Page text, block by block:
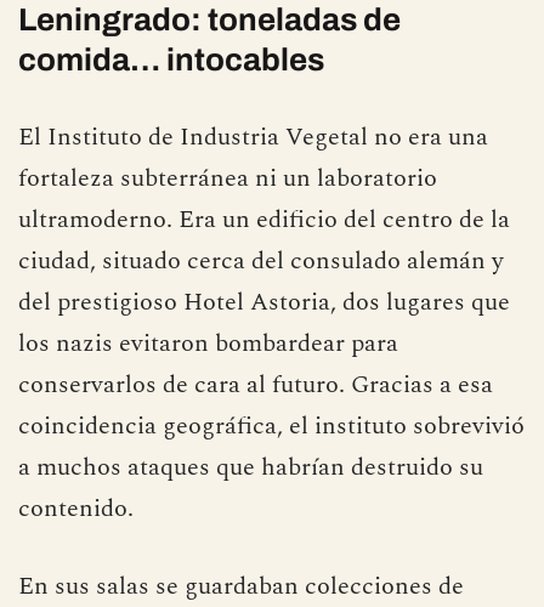
Leningrado: toneladas de
comida… intocables
El Instituto de Industria Vegetal no era una
fortaleza subterránea ni un laboratorio
ultramoderno. Era un edificio del centro de la
ciudad, situado cerca del consulado alemán y
del prestigioso Hotel Astoria, dos lugares que
los nazis evitaron bombardear para
conservarlos de cara al futuro. Gracias a esa
coincidencia geográfica, el instituto sobrevivió
a muchos ataques que habrían destruido su
contenido.
En sus salas se guardaban colecciones de